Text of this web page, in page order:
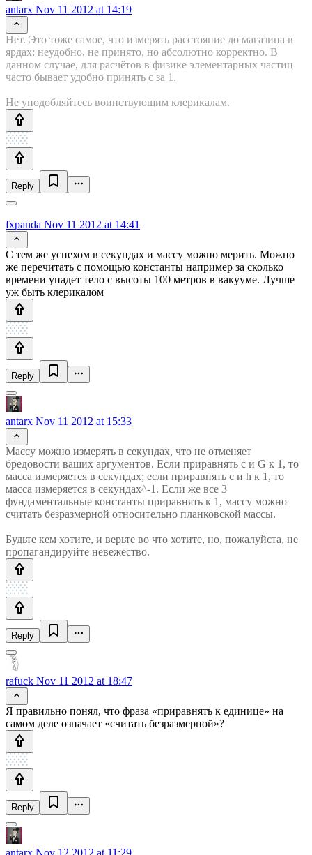
antarx Nov 11 2012 at 14:19
Нет. Это тоже самое, что измерять расстояние до магазина в
ярдах: неудобно, не принято, но абсолютно корректно. В
данном случае, для расчётов в физике элементарных частиц
часто бывает удобно принять c за 1.
Не уподобляйтесь воинствующим клерикалам.
Reply
fxpanda Nov 11 2012 at 14:41
С тем же успехом в секундах и массу можно мерить. Можно
же перечитать с помощью константы например за сколько
времени упадет тело с высоты 100 метров в вакууме. Лучше
уж быть клерикалом
Reply
antarx Nov 11 2012 at 15:33
Массу можно измерять в секундах, что не отменяет
бредовости ваших аргументов. Если приравнять c и G к 1, то
масса измеряется в секундах; если приравнять c и h к 1, то
масса измеряется в секундах^-1. Если же все 3
фундаментальные константы приравнять к 1, массу можно
считать безразмерной относительно планковской массы.
Будьте кем хотите, и верьте во что хотите, но, пожалуйста, не
пропагандируйте невежество.
Reply
rafuck Nov 11 2012 at 18:47
Я правильно понял, что фраза «приравнять к единице» на
самом деле означает «считать безразмерной»?
Reply
antarx Nov 12 2012 at 11:29